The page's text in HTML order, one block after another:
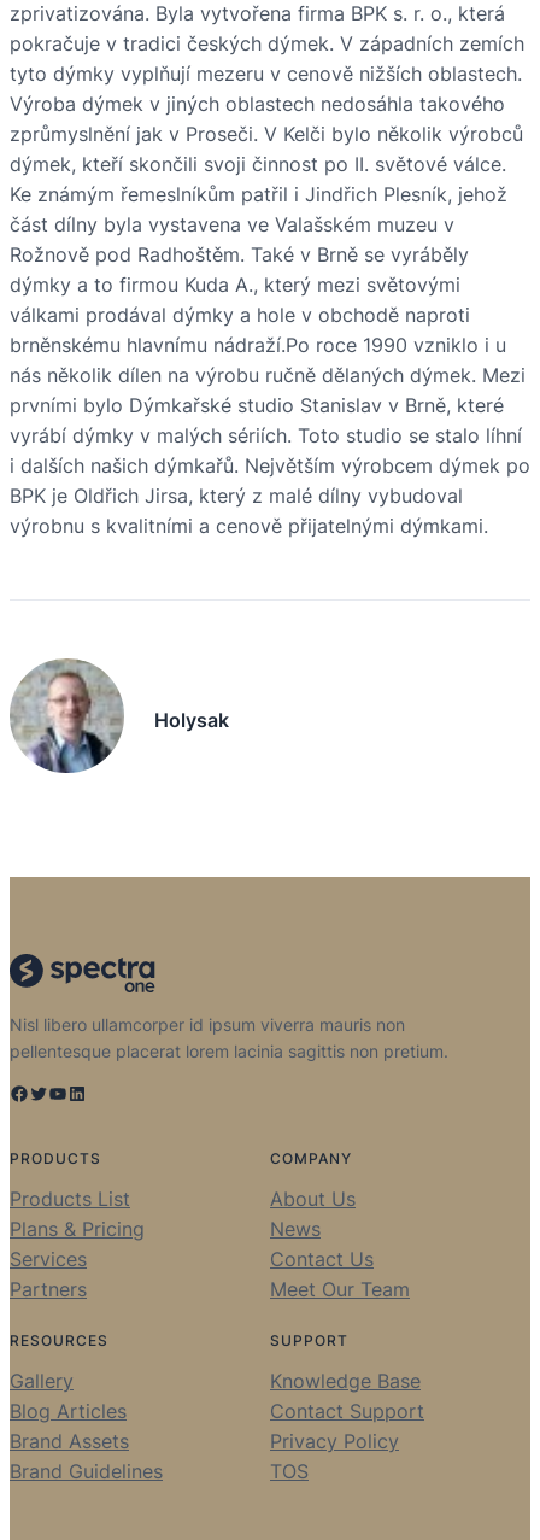
zprivatizována. Byla vytvořena firma BPK s. r. o., která
pokračuje v tradici českých dýmek. V západních zemích
tyto dýmky vyplňují mezeru v cenově nižších oblastech.
Výroba dýmek v jiných oblastech nedosáhla takového
zprůmyslnění jak v Proseči. V Kelči bylo několik výrobců
dýmek, kteří skončili svoji činnost po II. světové válce.
Ke známým řemeslníkům patřil i Jindřich Plesník, jehož
část dílny byla vystavena ve Valašském muzeu v
Rožnově pod Radhoštěm. Také v Brně se vyráběly
dýmky a to firmou Kuda A., který mezi světovými
válkami prodával dýmky a hole v obchodě naproti
brněnskému hlavnímu nádraží.Po roce 1990 vzniklo i u
nás několik dílen na výrobu ručně dělaných dýmek. Mezi
prvními bylo Dýmkařské studio Stanislav v Brně, které
vyrábí dýmky v malých sériích. Toto studio se stalo líhní
i dalších našich dýmkařů. Největším výrobcem dýmek po
BPK je Oldřich Jirsa, který z malé dílny vybudoval
výrobnu s kvalitními a cenově přijatelnými dýmkami.
Holysak
Nisl libero ullamcorper id ipsum viverra mauris non
pellentesque placerat lorem lacinia sagittis non pretium.
Facebook Twitter YouTube LinkedIn
PRODUCTS
Products List
Plans & Pricing
Services
Partners
COMPANY
About Us
News
Contact Us
Meet Our Team
RESOURCES
Gallery
Blog Articles
Brand Assets
Brand Guidelines
SUPPORT
Knowledge Base
Contact Support
Privacy Policy
TOS